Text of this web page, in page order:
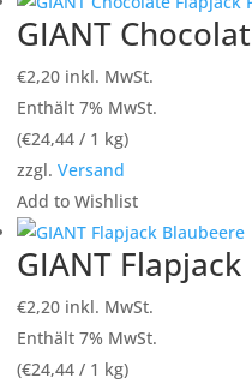
GIANT
€2,20 inkl. MwSt.
Enthält 7% MwSt.
(€24,44 / 1 kg)
zzgl. Versand
Add to Wishlist
GIANT
€2,20 inkl. MwSt.
Enthält 7% MwSt.
(€24,44 / 1 kg)